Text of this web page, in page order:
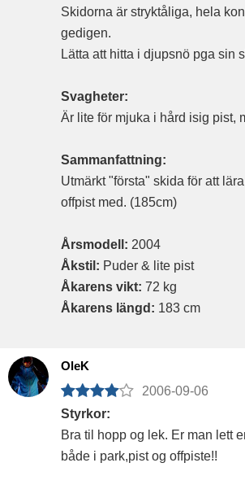
Skidorna är stryktåliga, hela
gedigen.
Lätta att hitta i djupsnö pga sin
Svagheter:
Är lite för mjuka i hård isig pist,
Sammanfattning:
Utmärkt "första" skida för att
offpist med. (185cm)
Årsmodell: 2004
Åkstil: Puder & lite pist
Åkarens vikt: 72 kg
Åkarens längd: 183 cm
OleK
2006-09-06
Styrkor:
Bra til hopp og lek. Er man lett
både i park,pist og offpiste!!